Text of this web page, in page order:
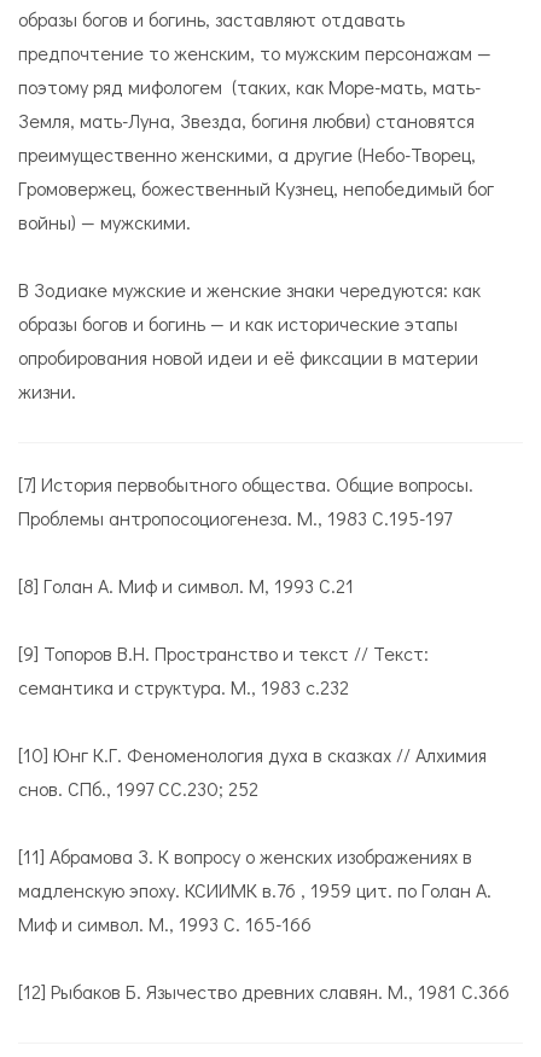
образы богов и богинь, заставляют отдавать
предпочтение то женским, то мужским персонажам —
поэтому ряд мифологем (таких, как Море-мать, мать-
Земля, мать-Луна, Звезда, богиня любви) становятся
преимущественно женскими, а другие (Небо-Творец,
Громовержец, божественный Кузнец, непобедимый бог
войны) — мужскими.
В Зодиаке мужские и женские знаки чередуются: как
образы богов и богинь — и как исторические этапы
опробирования новой идеи и её фиксации в материи
жизни.
[7] История первобытного общества. Общие вопросы.
Проблемы антропосоциогенеза. М., 1983 С.195-197
[8] Голан А. Миф и символ. М, 1993 С.21
[9] Топоров В.Н. Пространство и текст // Текст:
семантика и структура. М., 1983 с.232
[10] Юнг К.Г. Феноменология духа в сказках // Алхимия
снов. СПб., 1997 СС.230; 252
[11] Абрамова З. К вопросу о женских изображениях в
мадленскую эпоху. КСИИМК в.76 , 1959 цит. по Голан А.
Миф и символ. М., 1993 С. 165-166
[12] Рыбаков Б. Язычество древних славян. М., 1981 С.366